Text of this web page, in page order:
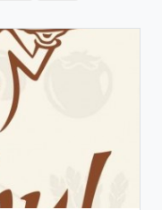
Kirchen
Monumente